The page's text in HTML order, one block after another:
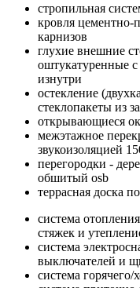
стропильная
кровля цементно-
карнизов
глухие внешние
оштукатуренные
изнутри
остекление
стеклопакеты из
открывающиеся
межэтажное
звукоизоляцией
перегородки -
обшитый osb
террасная доска
система
стяжек и
система
выключателей и
система